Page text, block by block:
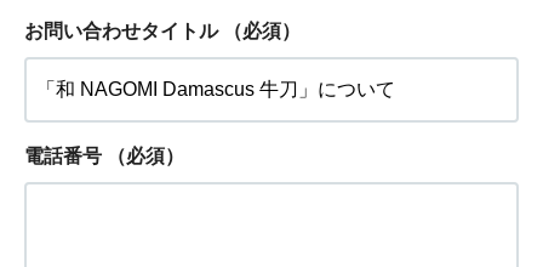
お問い合わせタイトル （必須）
電話番号 （必須）